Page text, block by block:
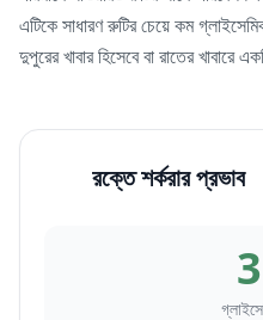
এটিকে সাধারণ রুটির চেয়ে কম
দুপুরের খাবার হিসেবে বা রাতের
রক্তে শর্করার প্রভাব